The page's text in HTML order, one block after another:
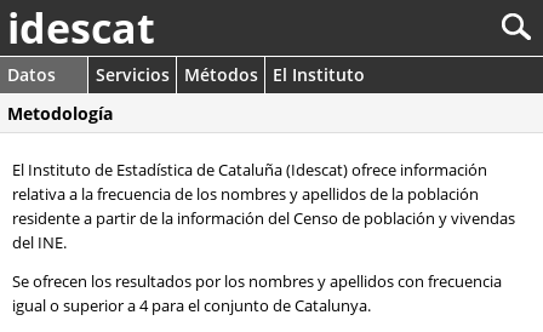
idescat
Datos Servicios Métodos
El Instituto
Metodología
El Instituto de Estadística de Cataluña (Idescat) ofrece información
relativa a la frecuencia de los nombres y apellidos de la población
residente a partir de la información del Censo de población y vivendas
del INE.
Se ofrecen los resultados por los nombres y apellidos con frecuencia
igual o superior a 4 para el conjunto de Catalunya.